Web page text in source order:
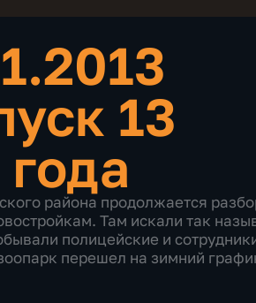
13
района продолжается
Там искали так
полицейские и
перешел на зимний